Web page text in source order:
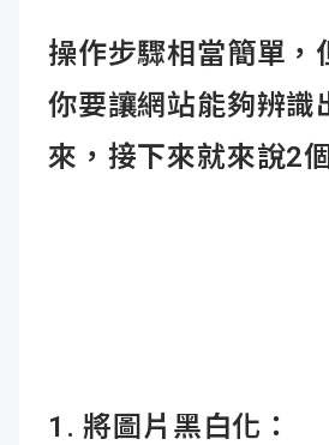
操作步驟相當簡單，
你要讓網站能夠辨識
來，接下來就來說2
1. 將圖片黑白化：